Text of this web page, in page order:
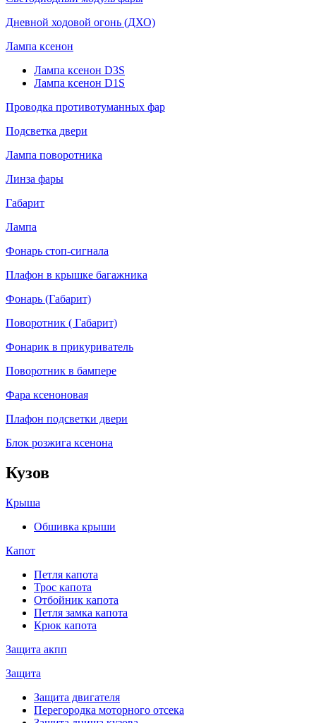
Дневной ходовой огонь (ДХО)
Лампа ксенон
Лампа ксенон D3S
Лампа ксенон D1S
Проводка противотуманных фар
Подсветка двери
Лампа поворотника
Линза фары
Габарит
Лампа
Фонарь стоп-сигнала
Плафон в крышке багажника
Фонарь (Габарит)
Поворотник ( Габарит)
Фонарик в прикуриватель
Поворотник в бампере
Фара ксеноновая
Плафон подсветки двери
Блок розжига ксенона
Кузов
Крыша
Обшивка крыши
Капот
Петля капота
Трос капота
Отбойник капота
Петля замка капота
Крюк капота
Защита акпп
Защита
Защита двигателя
Перегородка моторного отсека